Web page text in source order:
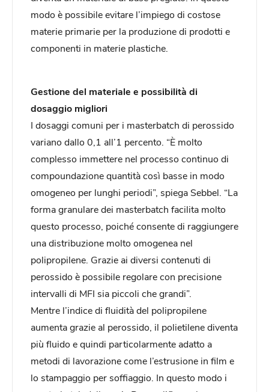
modo è possibile evitare l’impiego di costose
materie primarie per la produzione di prodotti e
componenti in materie plastiche.
Gestione del materiale e possibilità di
dosaggio migliori
I dosaggi comuni per i masterbatch di perossido
variano dallo 0,1 all’1 percento. “È molto
complesso immettere nel processo continuo di
compoundazione quantità così basse in modo
omogeneo per lunghi periodi”, spiega Sebbel. “La
forma granulare dei masterbatch facilita molto
questo processo, poiché consente di raggiungere
una distribuzione molto omogenea nel
polipropilene. Grazie ai diversi contenuti di
perossido è possibile regolare con precisione
intervalli di MFI sia piccoli che grandi”.
Mentre l’indice di fluidità del polipropilene
aumenta grazie al perossido, il polietilene diventa
più fluido e quindi particolarmente adatto a
metodi di lavorazione come l’estrusione in film e
lo stampaggio per soffiaggio. In questo modo i